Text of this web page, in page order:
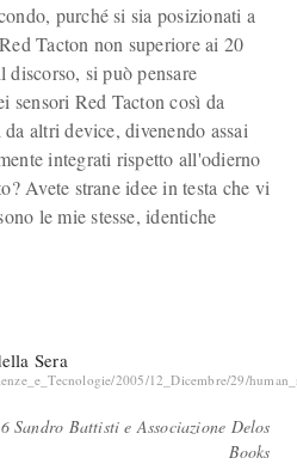
purché si sia posizionati a
Tacton non superiore ai 20
si può pensare
sensori Red Tacton così da
altri device, divenendo assai
integrati rispetto all'odierno
Avete strane idee in testa che vi
le mie stesse, identiche
Sera
2005/12_Dicembre/29/
Battisti e Associazione Delos
Books